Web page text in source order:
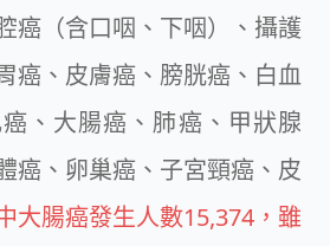
癌（含口咽、下咽）、攝護
癌、皮膚癌、膀胱癌、白血
、大腸癌、肺癌、甲狀腺
癌、卵巢癌、子宮頸癌、皮
大腸癌發生人數15,374，雖